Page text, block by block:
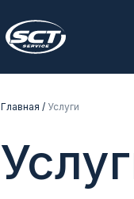
Главная / Услуги